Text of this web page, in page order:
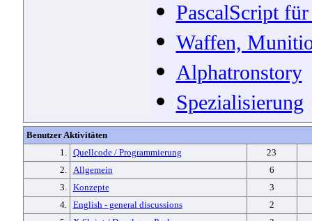
PascalScript
Waffen,
Alphatronstory
Spezialisierung
Benutzer Aktivitäten
1.
Quellcode / Programmierung
23
2.
Allgemein
6
3.
Konzepte
3
4.
English - general discussions
2